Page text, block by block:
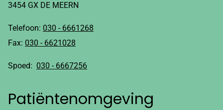
3454 GX DE MEERN
Telefoon: 030 - 6661268
Fax: 030 - 6621028
Spoed: 030 - 6667256
Patiëntenomgeving